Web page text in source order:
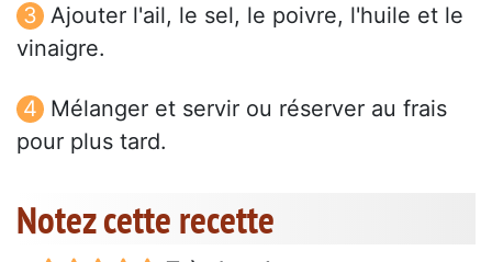
Ajouter l'ail, le sel, le poivre, l'huile et le
vinaigre.
Mélanger et servir ou réserver au frais
pour plus tard.
Notez cette recette